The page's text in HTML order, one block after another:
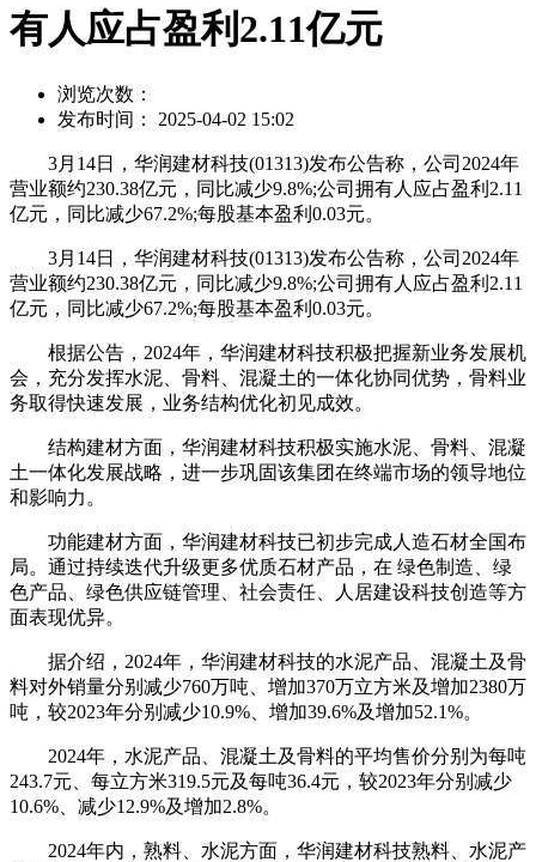
有人应占盈利2.11亿元
浏览次数：
发布时间： 2025-04-02 15:02
3月14日，华润建材科技(01313)发布公告称，公司2024年
营业额约230.38亿元，同比减少9.8%;公司拥有人应占盈利2.11
亿元，同比减少67.2%;每股基本盈利0.03元。
3月14日，华润建材科技(01313)发布公告称，公司2024年
营业额约230.38亿元，同比减少9.8%;公司拥有人应占盈利2.11
亿元，同比减少67.2%;每股基本盈利0.03元。
根据公告，2024年，华润建材科技积极把握新业务发展机
会，充分发挥水泥、骨料、混凝土的一体化协同优势，骨料业
务取得快速发展，业务结构优化初见成效。
结构建材方面，华润建材科技积极实施水泥、骨料、混凝
土一体化发展战略，进一步巩固该集团在终端市场的领导地位
和影响力。
功能建材方面，华润建材科技已初步完成人造石材全国布
局。通过持续迭代升级更多优质石材产品，在 绿色制造、绿
色产品、绿色供应链管理、社会责任、人居建设科技创造等方
面表现优异。
据介绍，2024年，华润建材科技的水泥产品、混凝土及骨
料对外销量分别减少760万吨、增加370万立方米及增加2380万
吨，较2023年分别减少10.9%、增加39.6%及增加52.1%。
2024年，水泥产品、混凝土及骨料的平均售价分别为每吨
243.7元、每立方米319.5元及每吨36.4元，较2023年分别减少
10.6%、减少12.9%及增加2.8%。
2024年内，熟料、水泥方面，华润建材科技熟料、水泥产